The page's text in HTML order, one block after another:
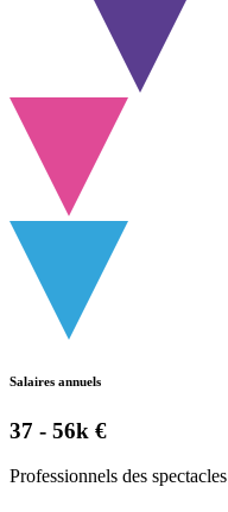
Salaires annuels
37 - 56k €
Professionnels des spectacles